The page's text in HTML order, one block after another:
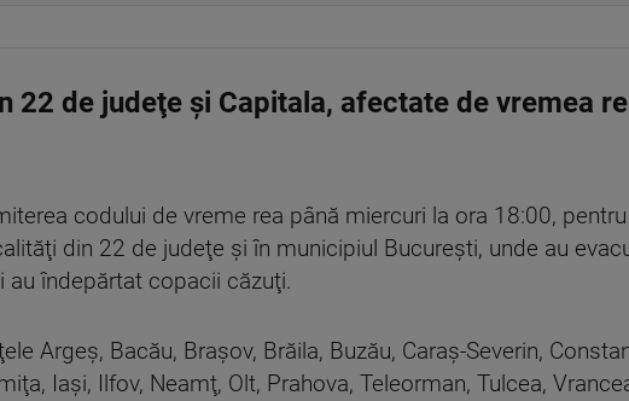
22 de judeţe şi Capitala, afectate de vremea
codului de vreme rea până miercuri la ora 18:00,
din 22 de judeţe şi în municipiul Bucureşti, unde au
au îndepărtat copacii căzuţi.
Argeş, Bacău, Braşov, Brăila, Buzău, Caraş-Severin,
Iaşi, Ilfov, Neamţ, Olt, Prahova, Teleorman, Tulcea,